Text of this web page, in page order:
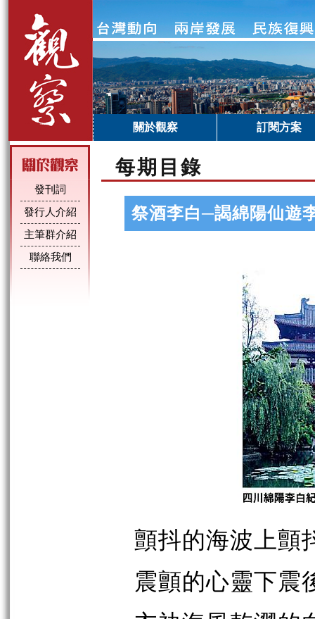
關於觀察 訂閱方案
發刊詞
發行人介紹
主筆群介紹
聯絡我們
每期目錄
祭酒李白─謁綿陽仙遊
顫抖的海波上顫
震顫的心靈下震